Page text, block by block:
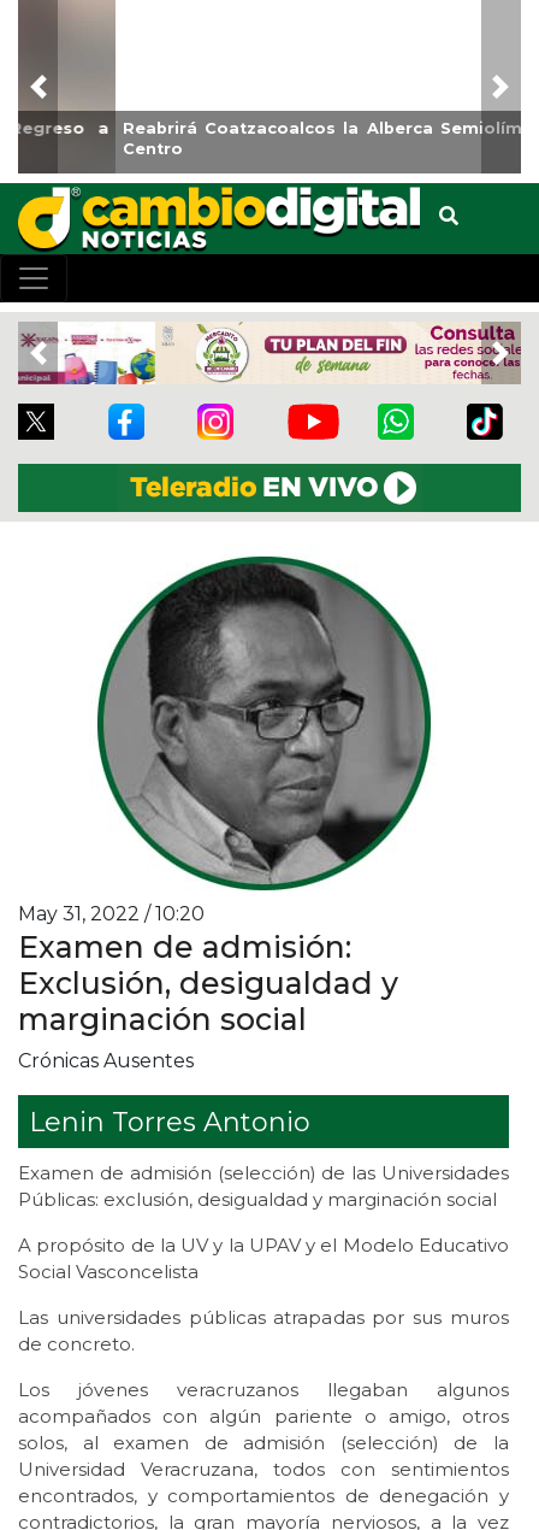
Reabrirá Coatzacoalcos la Alberca Semiolímpica Zona
Previous
Previous
May 31, 2022 / 10:20
Examen de admisión:
Exclusión, desigualdad y
marginación social
Crónicas Ausentes
Lenin Torres Antonio
Examen de admisión (selección) de las Universidades
Públicas: exclusión, desigualdad y marginación social
A propósito de la UV y la UPAV y el Modelo Educativo
Social Vasconcelista
Las universidades públicas atrapadas por sus muros
de concreto.
Los jóvenes veracruzanos llegaban algunos
acompañados con algún pariente o amigo, otros
solos, al examen de admisión (selección) de la
Universidad Veracruzana, todos con sentimientos
encontrados, y comportamientos de denegación y
contradictorios, la gran mayoría nerviosos, a la vez